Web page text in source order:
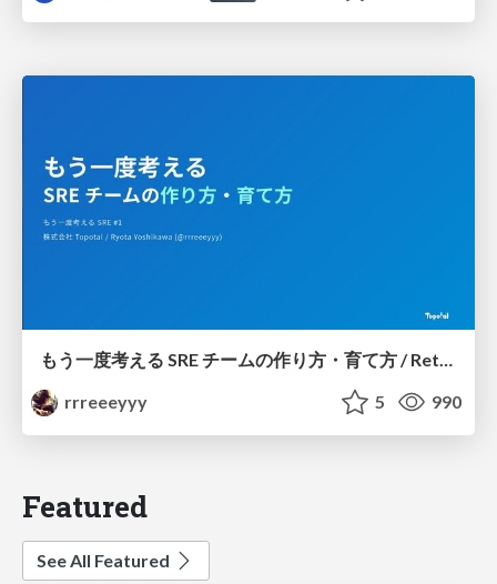
もう一度考える SRE チームの作り方・育て方 / Rethinking SRE #1: Building and Growing SRE Teams
rrreeeyyy
5 990
Featured
See All Featured